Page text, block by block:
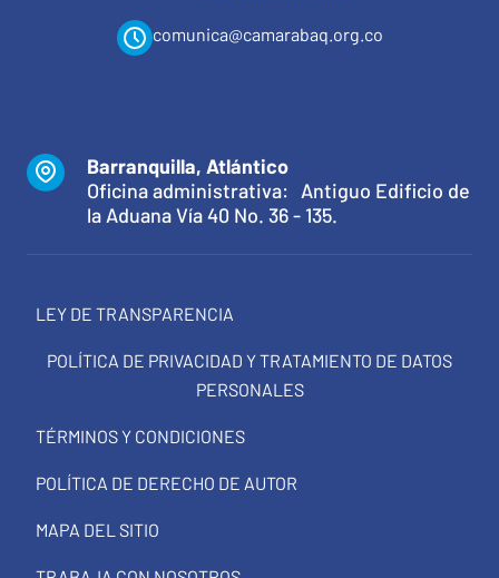
comunica@camarabaq.org.co
Barranquilla, Atlántico
Oficina administrativa: Antiguo Edificio de
la Aduana Vía 40 No. 36 - 135.
LEY DE TRANSPARENCIA
POLÍTICA DE PRIVACIDAD Y TRATAMIENTO DE DATOS
PERSONALES
TÉRMINOS Y CONDICIONES
POLÍTICA DE DERECHO DE AUTOR
MAPA DEL SITIO